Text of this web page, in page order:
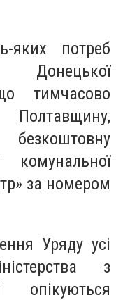
яких потреб
Донецької
тимчасово
за номером
Уряду усі
з
опікуються